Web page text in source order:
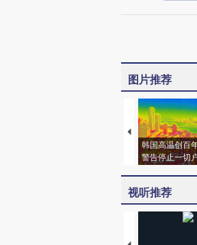
图片推荐
韩国高温创百
警告停止一切
视听推荐